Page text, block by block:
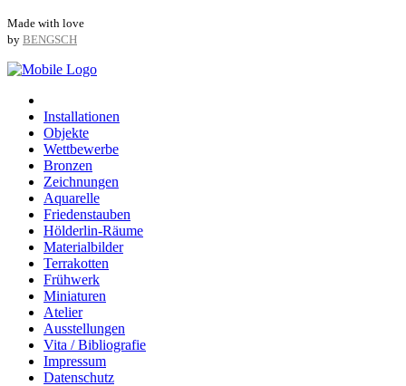
Made with love
by BENGSCH
Installationen
Objekte
Wettbewerbe
Bronzen
Zeichnungen
Aquarelle
Friedenstauben
Hölderlin-Räume
Materialbilder
Terrakotten
Frühwerk
Miniaturen
Atelier
Ausstellungen
Vita / Bibliografie
Impressum
Datenschutz